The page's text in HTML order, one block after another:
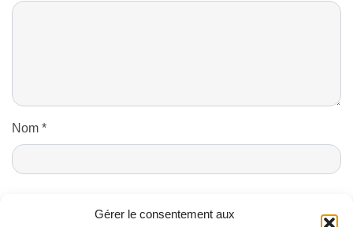
Gérer le consentement aux
Nom *